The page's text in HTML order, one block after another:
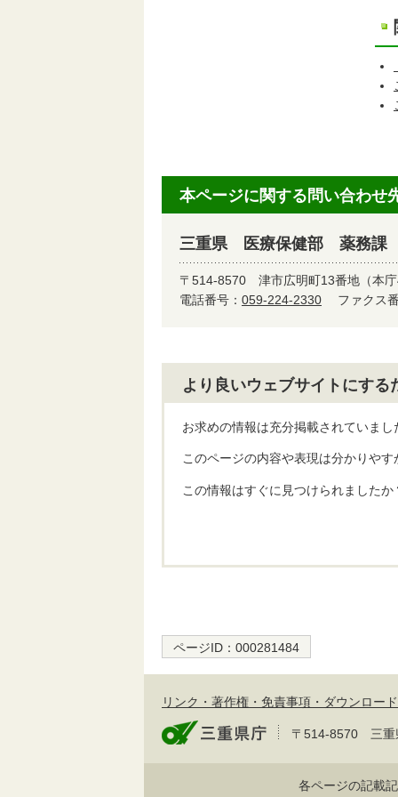
本ページに関する問い合わせ
三重県 医療保健部 薬務課
〒514-8570 津市広明町13番地（本庁
電話番号： 059-224-2330 ファクス
より良いウェブサイトにす
お求めの情報は充分掲載されていまし
このページの内容や表現は分かりやす
この情報はすぐに見つけられましたか
ページID： 000281484
リンク・著作権・免責事項・ダウンロード
〒514-8570 三重
各ページの記載